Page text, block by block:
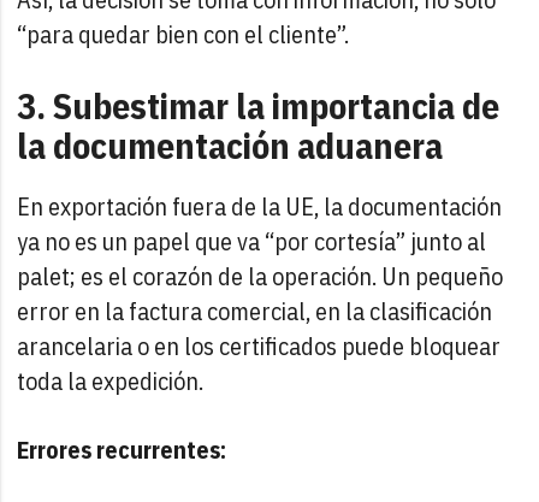
“para quedar bien con el cliente”.
3. Subestimar la importancia de
la documentación aduanera
En exportación fuera de la UE, la documentación
ya no es un papel que va “por cortesía” junto al
palet; es el corazón de la operación. Un pequeño
error en la factura comercial, en la clasificación
arancelaria o en los certificados puede bloquear
toda la expedición.
Errores recurrentes: